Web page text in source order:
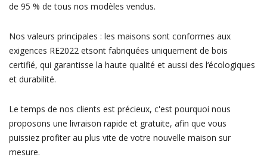
de 95 % de tous nos modèles vendus.
Nos valeurs principales : les maisons sont conformes aux
exigences RE2022 etsont fabriquées uniquement de bois
certifié, qui garantisse la haute qualité et aussi des l‘écologiques
et durabilité.
Le temps de nos clients est précieux, c'est pourquoi nous
proposons une livraison rapide et gratuite, afin que vous
puissiez profiter au plus vite de votre nouvelle maison sur
mesure.